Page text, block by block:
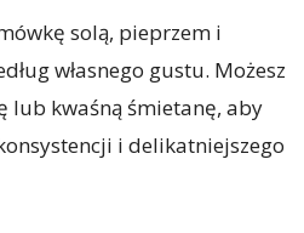
solą, pieprzem i
własnego gustu. Możesz
lub kwaśną śmietanę, aby
i delikatniejszego